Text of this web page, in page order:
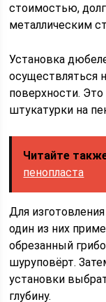
стоимостью,
металлическим
Установка
осуществляться
поверхности.
штукатурки на
Читайте
пенопласта
Для
один из них
обрезанный
шуруповёрт.
установки
глубину.